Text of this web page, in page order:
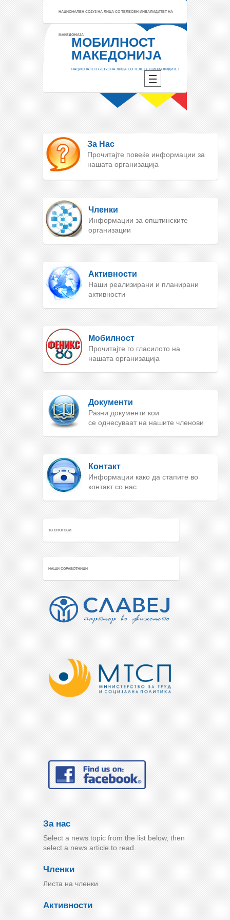
НАЦИОНАЛЕН СОЈУЗ НА ЛИЦА СО ТЕЛЕСЕН ИНВАЛИДИТЕТ НА
МАКЕДОНИЈА
МОБИЛНОСТ
МАКЕДОНИЈА
НАЦИОНАЛЕН СОЈУЗ НА ЛИЦА СО ТЕЛЕСЕН ИНВАЛИДИТЕТ
За Нас
Прочитајте повеќе информации за
нашата организација
Членки
Информации за општинските
организации
Активности
Наши реализирани и планирани
активности
Мобилност
Прочитајте го гласилото на
нашата организација
Документи
Разни документи кои
се однесуваат на нашите членови
Контакт
Информации како да стапите во
контакт со нас
ТВ СПОТОВИ
НАШИ СОРАБОТНИЦИ
За нас
Select a news topic from the list below, then
select a news article to read.
Членки
Листа на членки
Активности